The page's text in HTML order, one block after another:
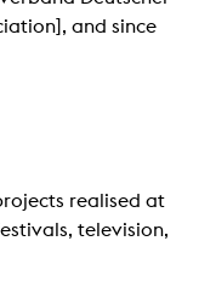
and since
realised at
television,